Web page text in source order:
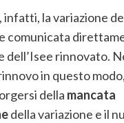
infatti, la variazione
comunicata
dell’Isee rinnovato.
in questo
della mancata
della variazione e il